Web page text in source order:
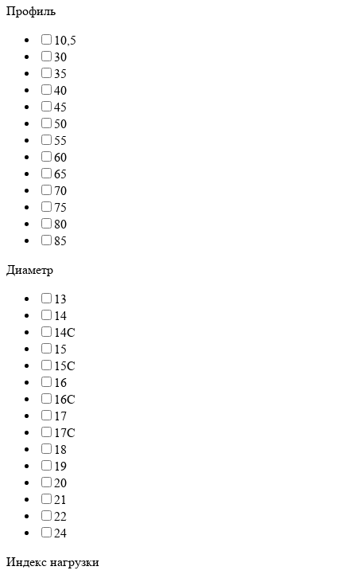
Профиль
10,5
30
35
40
45
50
55
60
65
70
75
80
85
Диаметр
13
14
14C
15
15C
16
16C
17
17C
18
19
20
21
22
24
Индекс нагрузки